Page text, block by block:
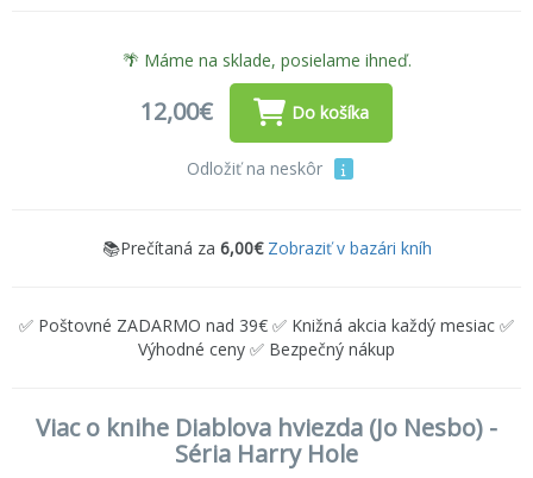
🌴 Máme na sklade, posielame ihneď.
12,00€ Do košíka
Odložiť na neskôr
📚Prečítaná za 6,00€ Zobraziť v bazári kníh
✅ Poštovné ZADARMO nad 39€ ✅ Knižná akcia každý mesiac ✅
Výhodné ceny ✅ Bezpečný nákup
Viac o knihe Diablova hviezda (Jo Nesbo) -
Séria Harry Hole